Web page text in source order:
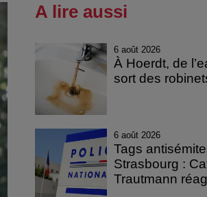
A lire aussi
6 août 2026
À Hoerdt, de
sort des
6 août 2026
Tags
Strasbourg :
Trautmann